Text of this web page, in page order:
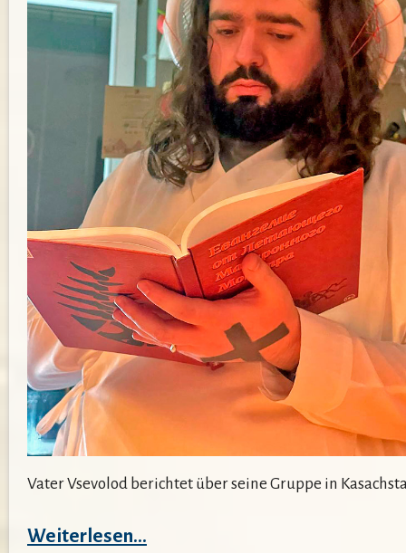
Vater Vsevolod berichtet über seine Gruppe in
Weiterlesen…